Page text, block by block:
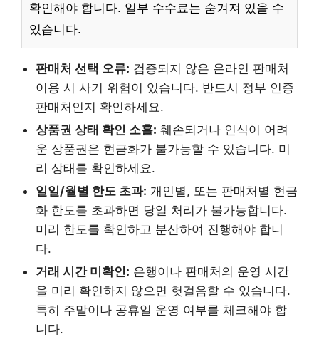
확인해야 합니다. 일부 수수료는 숨겨져 있을 수
있습니다.
판매처 선택 오류: 검증되지 않은 온라인 판매처
이용 시 사기 위험이 있습니다. 반드시 정부 인증
판매처인지 확인하세요.
상품권 상태 확인 소홀: 훼손되거나 인식이 어려
운 상품권은 현금화가 불가능할 수 있습니다. 미
리 상태를 확인하세요.
일일/월별 한도 초과: 개인별, 또는 판매처별 현금
화 한도를 초과하면 당일 처리가 불가능합니다.
미리 한도를 확인하고 분산하여 진행해야 합니
다.
거래 시간 미확인: 은행이나 판매처의 운영 시간
을 미리 확인하지 않으면 헛걸음할 수 있습니다.
특히 주말이나 공휴일 운영 여부를 체크해야 합
니다.